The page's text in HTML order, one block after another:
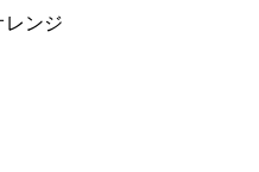
レンジ